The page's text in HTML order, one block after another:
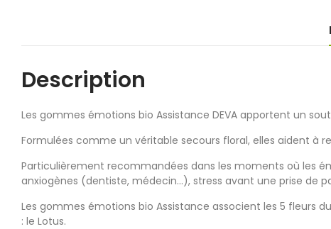
Description
Les gommes émotions bio Assistance DEVA apportent un
Formulées comme un véritable secours floral, elles aident à
Particulièrement recommandées dans les moments où les
anxiogènes (dentiste, médecin…), stress avant une prise de
Les gommes émotions bio Assistance associent les 5 fleurs
: le Lotus.